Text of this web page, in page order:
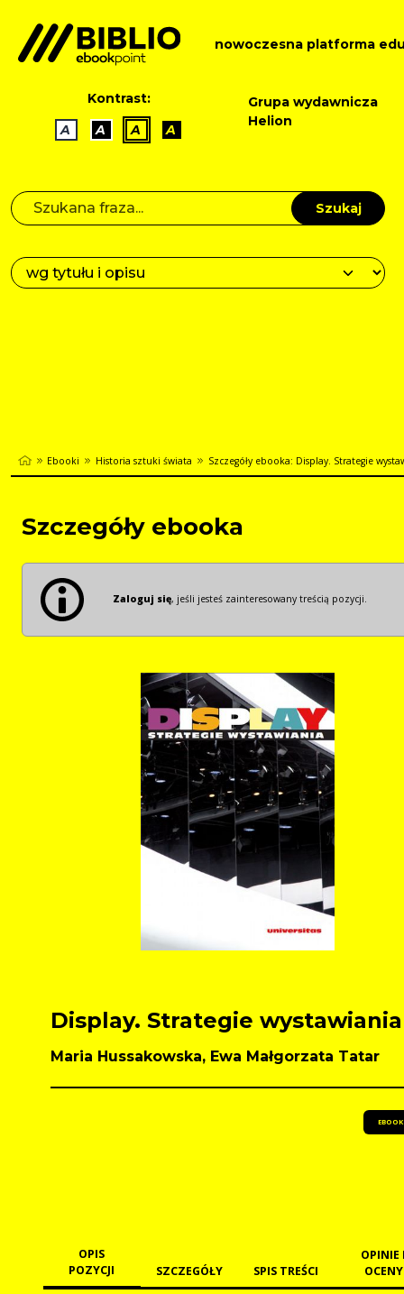
nowoczesna platforma
Kontrast:
A
A A A
Grupa wydawnicza
Helion
Szukaj
Ebooki Historia sztuki świata Szczegóły ebooka: Display. Strategie
Szczegóły ebooka
Zaloguj się, jeśli jesteś zainteresowany treścią pozycji.
Display. Strategie wystawiania
Maria Hussakowska, Ewa Małgorzata Tatar
EBOOK
OPIS
POZYCJI
SZCZEGÓŁY SPIS TREŚCI
OPINIE
OCENY